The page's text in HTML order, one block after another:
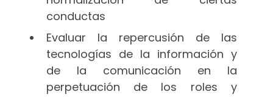
conductas
Evaluar la repercusión de las
tecnologías de la información y
de la comunicación en la
perpetuación de los roles y